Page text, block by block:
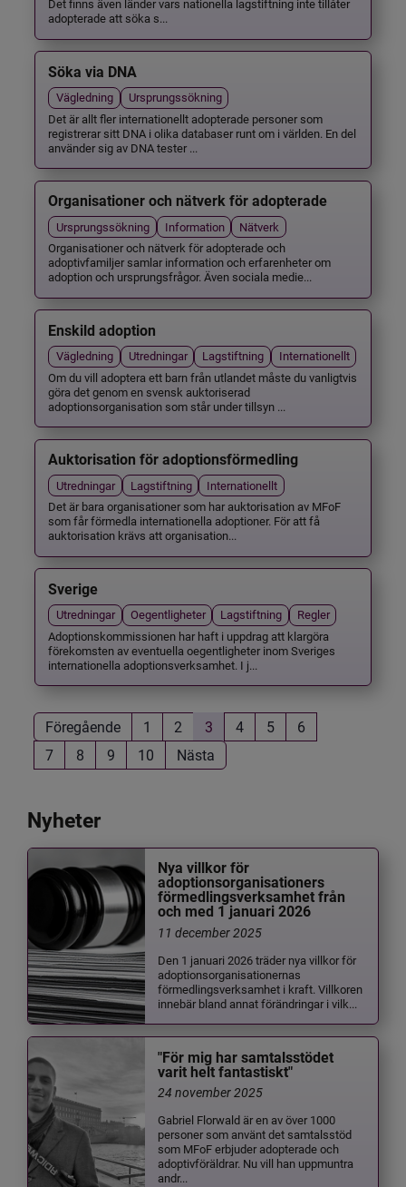
Det finns även länder vars nationella lagstiftning inte tillåter
adopterade att söka s...
Söka via DNA
Vägledning
Ursprungssökning
Det är allt fler internationellt adopterade personer som
registrerar sitt DNA i olika databaser runt om i världen. En del
använder sig av DNA tester ...
Organisationer och nätverk för adopterade
Ursprungssökning Information
Nätverk
Organisationer och nätverk för adopterade och
adoptivfamiljer samlar information och erfarenheter om
adoption och ursprungsfrågor. Även sociala medie...
Enskild adoption
Vägledning Utredningar Lagstiftning
Internationellt
Om du vill adoptera ett barn från utlandet måste du vanligtvis
göra det genom en svensk auktoriserad
adoptionsorganisation som står under tillsyn ...
Auktorisation för adoptionsförmedling
Utredningar Lagstiftning
Internationellt
Det är bara organisationer som har auktorisation av MFoF
som får förmedla internationella adoptioner. För att få
auktorisation krävs att organisation...
Sverige
Utredningar Oegentligheter Lagstiftning
Regler
Adoptionskommissionen har haft i uppdrag att klargöra
förekomsten av eventuella oegentligheter inom Sveriges
internationella adoptionsverksamhet. I j...
Föregående 1 2 3 4 5
6
7
8 9 10 Nästa
Nyheter
Nya villkor för
adoptionsorganisationers
förmedlingsverksamhet från
och med 1 januari 2026
11 december 2025
Den 1 januari 2026 träder nya villkor för
adoptionsorganisationernas
förmedlingsverksamhet i kraft. Villkoren
innebär bland annat förändringar i vilk...
"För mig har samtalsstödet
varit helt fantastiskt"
24 november 2025
Gabriel Florwald är en av över 1000
personer som använt det samtalsstöd
som MFoF erbjuder adopterade och
adoptivföräldrar. Nu vill han uppmuntra
andr...